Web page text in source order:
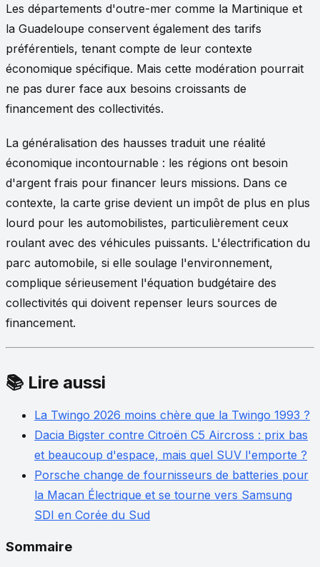
Les départements d'outre-mer comme la Martinique et
la Guadeloupe conservent également des tarifs
préférentiels, tenant compte de leur contexte
économique spécifique. Mais cette modération pourrait
ne pas durer face aux besoins croissants de
financement des collectivités.
La généralisation des hausses traduit une réalité
économique incontournable : les régions ont besoin
d'argent frais pour financer leurs missions. Dans ce
contexte, la carte grise devient un impôt de plus en plus
lourd pour les automobilistes, particulièrement ceux
roulant avec des véhicules puissants. L'électrification du
parc automobile, si elle soulage l'environnement,
complique sérieusement l'équation budgétaire des
collectivités qui doivent repenser leurs sources de
financement.
📚 Lire aussi
La Twingo 2026 moins chère que la Twingo 1993 ?
Dacia Bigster contre Citroën C5 Aircross : prix bas
et beaucoup d'espace, mais quel SUV l'emporte ?
Porsche change de fournisseurs de batteries pour
la Macan Électrique et se tourne vers Samsung
SDI en Corée du Sud
Sommaire